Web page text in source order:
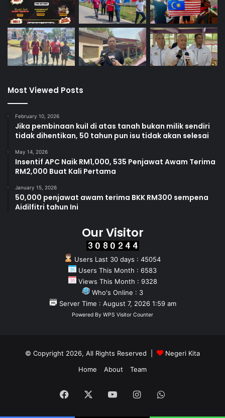
Most Viewed Posts
February 10, 2026
Jika pembinaan kuil di atas tanah bukan milik sendiri
tidak dihentikan, 50 tahun pun isu tidak akan selesai
May 14, 2026
Insentif APC Naik RM1,000, 535 Penjawat Awam Terima
RM2,000 Buat Kali Pertama
January 15, 2026
50,000 penjawat awam terima BKK RM300 sempena
Aidilfitri tahun Ini
Our Visitor
Users Last 30 days : 45054
Users This Month : 6583
Views This Month : 9328
Who's Online : 3
Server Time : August 7, 2026 1:59 am
Powered By WPS Visitor Counter
© Copyright 2026, All Rights Reserved |
Negeri Kita
Home
About Team
Facebook YouTubeInstagramWhatsApp